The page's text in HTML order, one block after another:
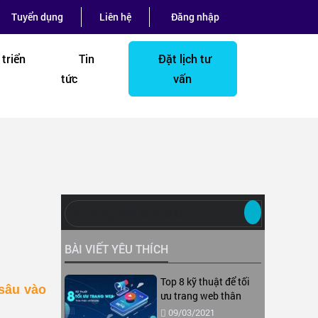
Tuyển dụng Liên hệ Đăng nhập
triển
Tin
tức
Đặt lịch tư
vấn
vào
BÀI VIẾT YÊU THÍCH
Top 8 kỹ thuật để tối
ưu trang web thân
thiện với thiết bị di
09/03/2021